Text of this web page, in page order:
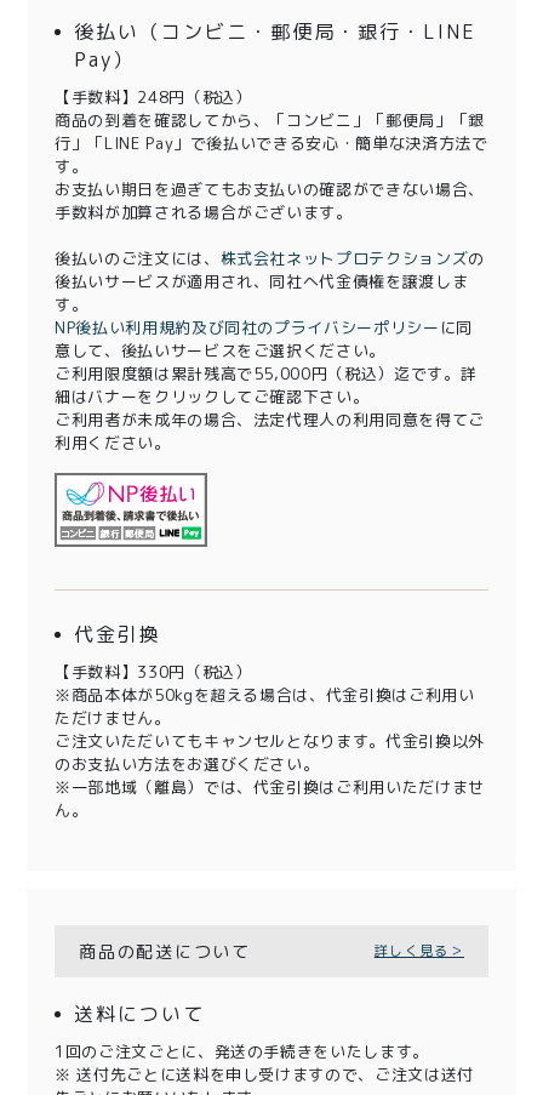
後払い（コンビニ・郵便局・銀行・LINE
Pay）
【手数料】248円（税込）
商品の到着を確認してから、「コンビニ」「郵便局」「銀
行」「LINE Pay」で後払いできる安心・簡単な決済方法で
す。
お支払い期日を過ぎてもお支払いの確認ができない場合、
手数料が加算される場合がございます。
後払いのご注文には、 株式会社ネットプロテクションズの
後払いサービスが適用され、同社へ代金債権を譲渡しま
す。
NP後払い利用規約及び同社のプライバシーポリシー に同
意して、後払いサービスをご選択ください。
ご利用限度額は累計残高で55,000円（税込）迄です。詳
細はバナーをクリックしてご確認下さい。
ご利用者が未成年の場合、法定代理人の利用同意を得てご
利用ください。
代金引換
【手数料】330円（税込）
※商品本体が50kgを超える場合は、代金引換はご利用い
ただけません。
ご注文いただいてもキャンセルとなります。代金引換以外
のお支払い方法をお選びください。
※一部地域（離島）では、代金引換はご利用いただけませ
ん。
商品の配送について 詳しく見る＞
送料について
1回のご注文ごとに、発送の手続きをいたします。
※ 送付先ごとに送料を申し受けますので、ご注文は送付